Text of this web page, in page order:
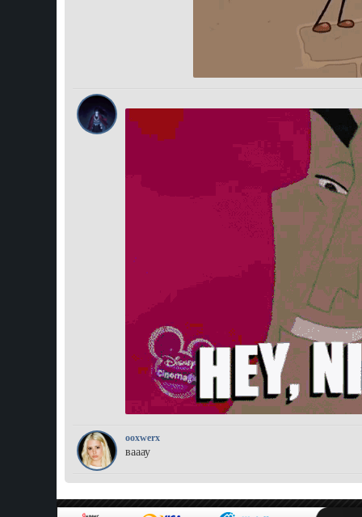
ooxwerx
вааау